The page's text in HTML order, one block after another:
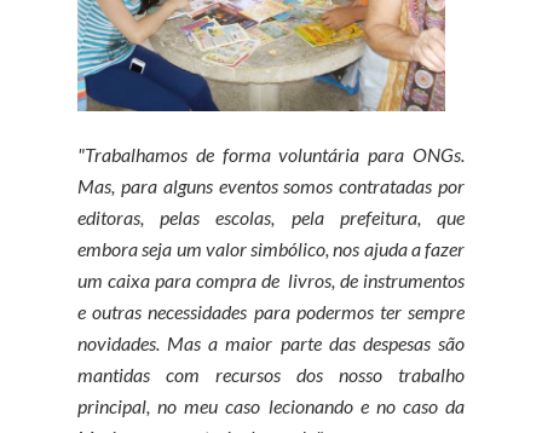
"Trabalhamos de forma voluntária para ONGs.
Mas, para alguns eventos somos contratadas por
editoras, pelas escolas, pela prefeitura, que
embora seja um valor simbólico, nos ajuda a fazer
um caixa para compra de livros, de instrumentos
e outras necessidades para podermos ter sempre
novidades. Mas a maior parte das despesas são
mantidas com recursos dos nosso trabalho
principal, no meu caso lecionando e no caso da